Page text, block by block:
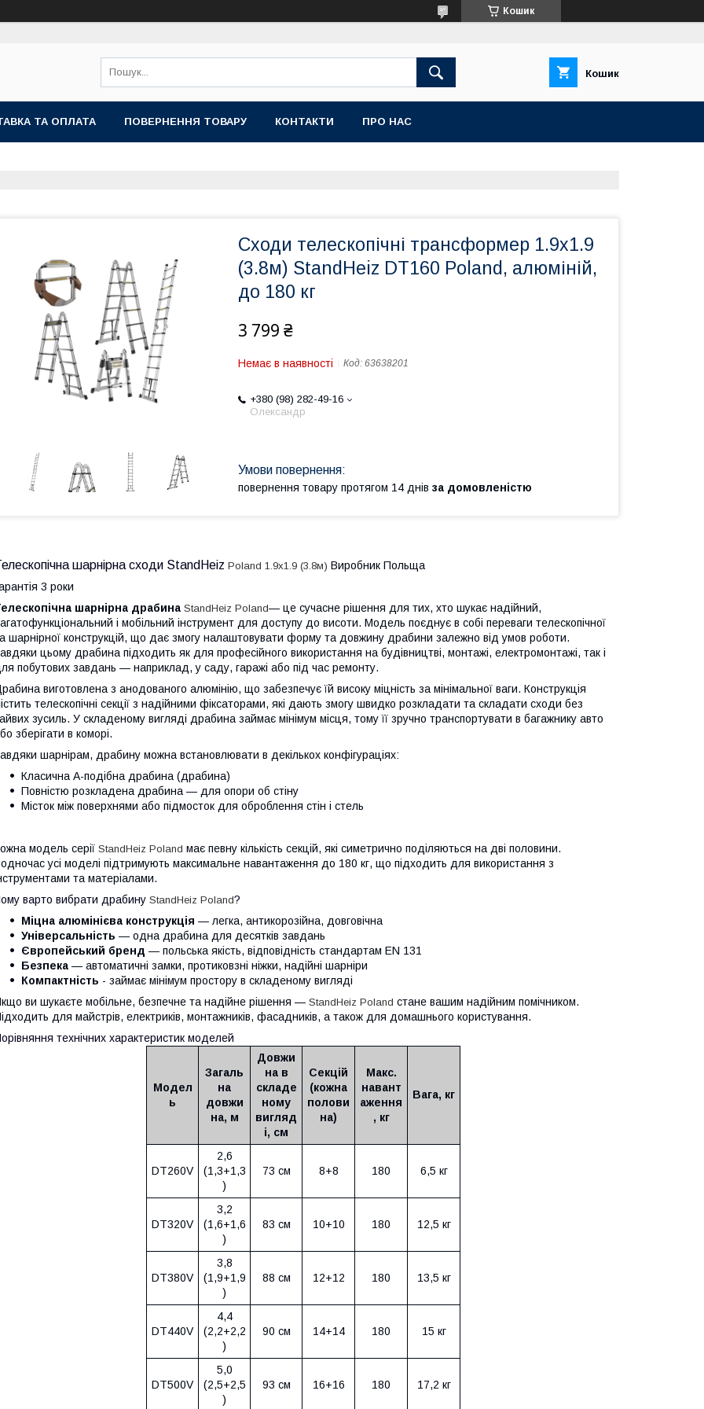
Кошик
Кошик
ТА ОПЛАТА ПОВЕРНЕННЯ ТОВАРУ КОНТАКТИ ПРО НАС
Сходи телескопічні трансформер 1.9х1.9
(3.8м) StandHeiz DT160 Poland, алюміній,
до 180 кг
3 799 ₴
Немає в наявності Код: 63638201
+380 (98) 282-49-16
Олександр
повернення товару протягом 14 днів за домовленістю
шарнірна сходи StandHeiz Poland 1.9х1.9 (3.8м) Виробник Польща
3 роки
шарнірна драбина StandHeiz Poland— це сучасне рішення для тих, хто шукає надійний,
і мобільний інструмент для доступу до висоти. Модель поєднує в собі переваги телескопічної
шарнірної конструкцій, що дає змогу налаштовувати форму та довжину драбини залежно від умов роботи.
цьому драбина підходить як для професійного використання на будівництві, монтажі, електромонтажі, так і
побутових завдань — наприклад, у саду, гаражі або під час ремонту.
виготовлена з анодованого алюмінію, що забезпечує їй високу міцність за мінімальної ваги. Конструкція
телескопічні секції з надійними фіксаторами, які дають змогу швидко розкладати та складати сходи без
зусиль. У складеному вигляді драбина займає мінімум місця, тому її зручно транспортувати в багажнику авто
зберігати в коморі.
шарнірам, драбину можна встановлювати в декількох конфігураціях:
Класична A-подібна драбина (драбина)
Повністю розкладена драбина — для опори об стіну
Місток між поверхнями або підмосток для оброблення стін і стель
модель серії StandHeiz Poland має певну кількість секцій, які симетрично поділяються на дві половини.
усі моделі підтримують максимальне навантаження до 180 кг, що підходить для використання з
та матеріалами.
варто вибрати драбину StandHeiz Poland?
Міцна алюмінієва конструкція — легка, антикорозійна, довговічна
Універсальність — одна драбина для десятків завдань
Європейський бренд — польська якість, відповідність стандартам EN 131
Безпека — автоматичні замки, протиковзні ніжки, надійні шарніри
Компактність - займає мінімум простору в складеному вигляді
ви шукаєте мобільне, безпечне та надійне рішення — StandHeiz Poland стане вашим надійним помічником.
для майстрів, електриків, монтажників, фасадників, а також для домашнього користування.
технічних характеристик моделей
Модел
ь
Загаль
на
довжи
на, м
Довжи
на в
складе
ному
вигляд
і, см
Секцій
(кожна
полови
на)
Макс.
навант
аження
, кг
Вага, кг
DT260V
2,6
(1,3+1,3
)
73 см 8+8 180 6,5 кг
DT320V
3,2
(1,6+1,6
)
83 см 10+10 180 12,5 кг
DT380V
3,8
(1,9+1,9
)
88 см 12+12 180 13,5 кг
DT440V
4,4
(2,2+2,2
)
90 см 14+14 180 15 кг
DT500V
5,0
(2,5+2,5
)
93 см 16+16 180 17,2 кг